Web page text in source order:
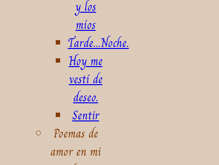
y los
míos
Tarde...Noche.
Hoy me
vestí de
deseo.
Sentir
Poemas de
amor en mi